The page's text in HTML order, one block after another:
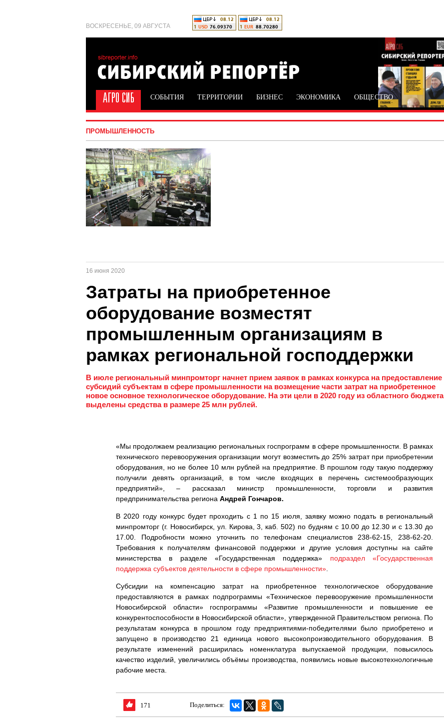
ВОСКРЕСЕНЬЕ, 09 АВГУСТА
СОБЫТИЯ ТЕРРИТОРИИ БИЗНЕС ЭКОНОМИКА ОБЩЕСТВО
ПРОМЫШЛЕННОСТЬ
16 июня 2020
Затраты на приобретенное
оборудование возместят
промышленным организациям в
рамках региональной господдержки
В июле региональный минпромторг начнет прием заявок в рамках конкурса на предоставление
субсидий субъектам в сфере промышленности на возмещение части затрат на приобретенное
новое основное технологическое оборудование. На эти цели в 2020 году из областного бюджета
выделены средства в размере 25 млн рублей.
«Мы продолжаем реализацию региональных госпрограмм в сфере промышленности. В рамках
технического перевооружения организации могут возместить до 25% затрат при приобретении
оборудования, но не более 10 млн рублей на предприятие. В прошлом году такую поддержку
получили девять организаций, в том числе входящих в перечень системообразующих
предприятий», – рассказал министр промышленности, торговли и развития
предпринимательства региона Андрей Гончаров.
В 2020 году конкурс будет проходить с 1 по 15 июля, заявку можно подать в региональный
минпромторг (г. Новосибирск, ул. Кирова, 3, каб. 502) по будням с 10.00 до 12.30 и с 13.30 до
17.00. Подробности можно уточнить по телефонам специалистов 238-62-15, 238-62-20.
Требования к получателям финансовой поддержки и другие условия доступны на сайте
министерства в разделе «Государственная поддержка» подраздел «Государственная
поддержка субъектов деятельности в сфере промышленности»
Субсидии на компенсацию затрат на приобретенное технологическое оборудование
предоставляются в рамках подпрограммы «Техническое перевооружение промышленности
Новосибирской области» госпрограммы «Развитие промышленности и повышение ее
конкурентоспособности в Новосибирской области», утвержденной Правительством региона. По
результатам конкурса в прошлом году предприятиями-победителями было приобретено и
запущено в производство 21 единица нового высокопроизводительного оборудования. В
результате изменений расширилась номенклатура выпускаемой продукции, повысилось
качество изделий, увеличились объёмы производства, появились новые высокотехнологичные
рабочие места.
171 Поделиться: